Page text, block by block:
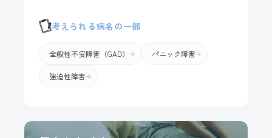
考えられる病名の一部
全般性不安障害（GAD） パニック障害
強迫性障害